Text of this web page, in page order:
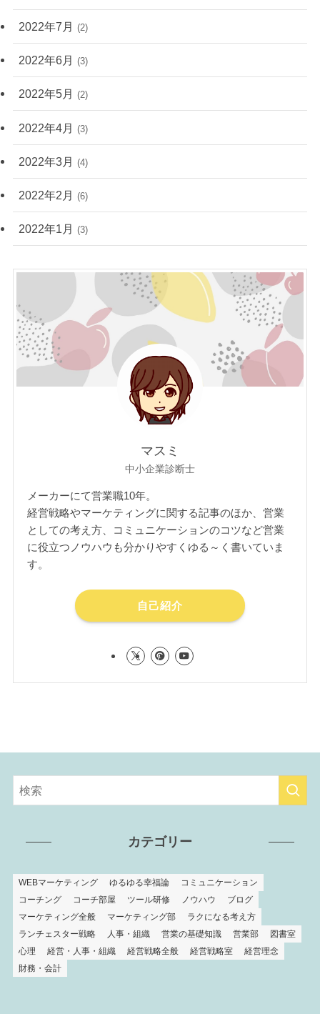
2022年7月 (2)
2022年6月 (3)
2022年5月 (2)
2022年4月 (3)
2022年3月 (4)
2022年2月 (6)
2022年1月 (3)
マスミ
中小企業診断士
メーカーにて営業職10年。
経営戦略やマーケティングに関する記事のほか、営業
としての考え方、コミュニケーションのコツなど営業
に役立つノウハウも分かりやすくゆる～く書いていま
す。
自己紹介
カテゴリー
WEBマーケティング ゆるゆる幸福論
コミュニケーション
コーチング
コーチ部屋 ツール研修 ノウハウ
ブログ
マーケティング全般
マーケティング部
ラクになる考え方
ランチェスター戦略
人事・組織 営業の基礎知識 営業部
図書室
心理
経営・人事・組織 経営戦略全般 経営戦略室
経営理念
財務・会計